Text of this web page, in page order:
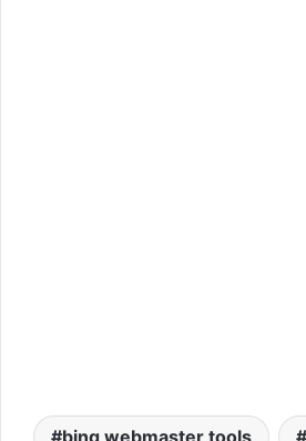
bing webmaster tools